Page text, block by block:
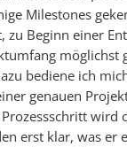
Milestones
zu Beginn einer
möglichst
bediene ich
genauen
wird
erst klar, was er